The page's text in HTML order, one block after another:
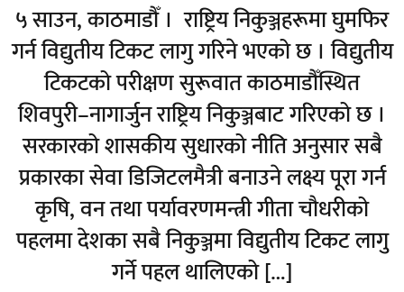
५ साउन, काठमाडौँ । राष्ट्रिय निकुञ्जहरूमा घुमफिर
गर्न विद्युतीय टिकट लागु गरिने भएको छ । विद्युतीय
टिकटको परीक्षण सुरूवात काठमाडौँस्थित
शिवपुरी–नागार्जुन राष्ट्रिय निकुञ्जबाट गरिएको छ ।
सरकारको शासकीय सुधारको नीति अनुसार सबै
प्रकारका सेवा डिजिटलमैत्री बनाउने लक्ष्य पूरा गर्न
कृषि, वन तथा पर्यावरणमन्त्री गीता चौधरीको
पहलमा देशका सबै निकुञ्जमा विद्युतीय टिकट लागु
गर्ने पहल थालिएको […]